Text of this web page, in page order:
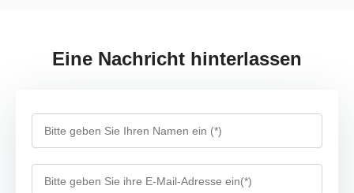
Eine Nachricht hinterlassen